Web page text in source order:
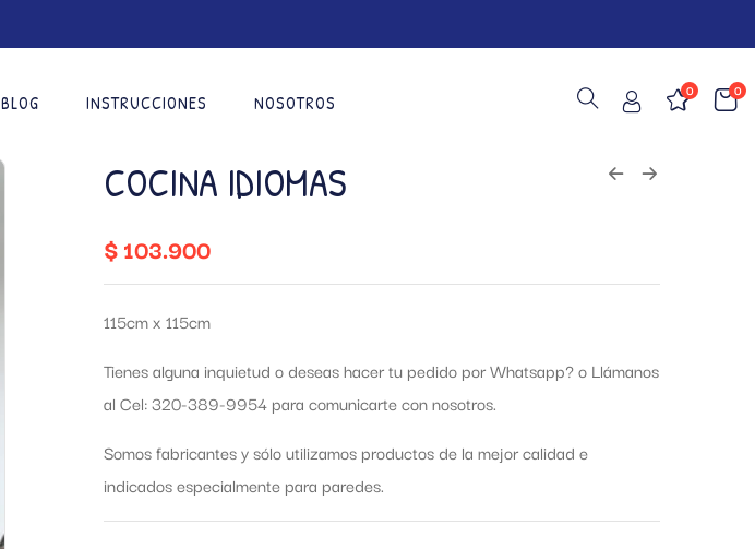
BLOG INSTRUCCIONES NOSOTROS
0
0
COCINA IDIOMAS
$103.900
115cm x 115cm
Tienes alguna inquietud o deseas hacer tu pedido por Whatsapp?o Llámanos
al Cel: 320-389-9954 para comunicarte con nosotros.
Somos fabricantes y sólo utilizamos productos de la mejor calidad e
indicados especialmente para paredes.